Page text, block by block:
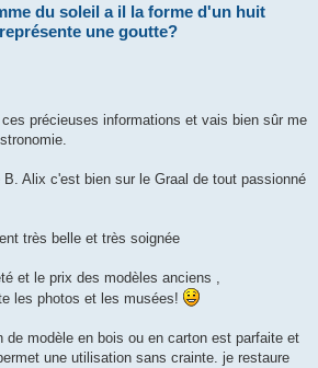
du soleil a il la forme d'un huit
une goutte?
précieuses informations et vais bien sûr me
B. Alix c'est bien sur le Graal de tout passionné
très belle et très soignée
et le prix des modèles anciens ,
les photos et les musées!
de modèle en bois ou en carton est parfaite et
une utilisation sans crainte. je restaure